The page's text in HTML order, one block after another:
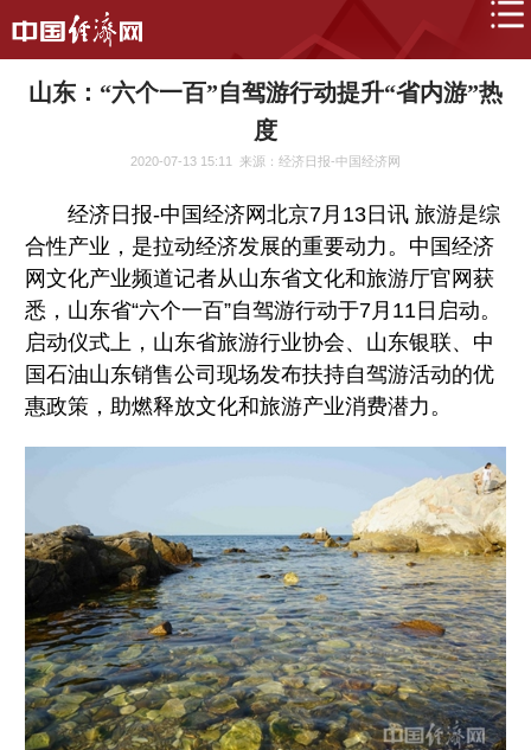
山东：“六个一百”自驾游行动提升“省内游”热
度
2020-07-13 15:11 来源：经济日报-中国经济网
经济日报-中国经济网北京7月13日讯 旅游是综
合性产业，是拉动经济发展的重要动力。中国经济
网文化产业频道记者从山东省文化和旅游厅官网获
悉，山东省“六个一百”自驾游行动于7月11日启动。
启动仪式上，山东省旅游行业协会、山东银联、中
国石油山东销售公司现场发布扶持自驾游活动的优
惠政策，助燃释放文化和旅游产业消费潜力。